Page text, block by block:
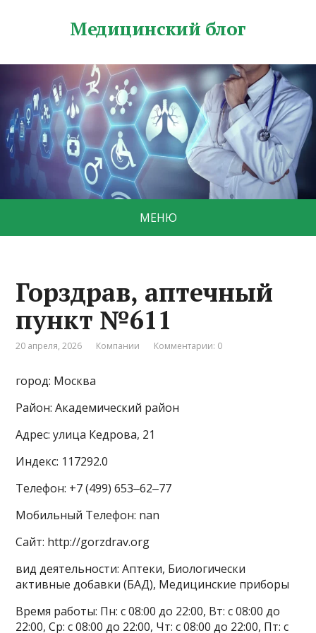
Медицинский блог
МЕНЮ
Горздрав, аптечный
пункт №611
20 апреля, 2026 Компании Комментарии: 0
город: Москва
Район: Академический район
Адрес: улица Кедрова, 21
Индекс: 117292.0
Телефон: +7 (499) 653‒62‒77
Мобильный Телефон: nan
Сайт: http://gorzdrav.org
вид деятельности: Аптеки, Биологически
активные добавки (БАД), Медицинские приборы
Время работы: Пн: с 08:00 до 22:00, Вт: с 08:00 до
22:00, Ср: с 08:00 до 22:00, Чт: с 08:00 до 22:00, Пт: с